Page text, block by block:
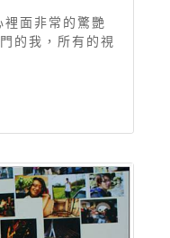
面非常的驚艷
的我，所有的視